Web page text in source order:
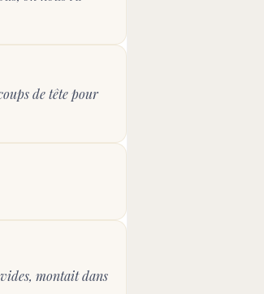
de tête pour
montait dans